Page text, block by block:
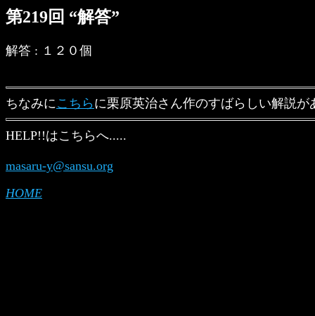
第219回 “解答”
解答 : １２０個
ちなみに こちらに栗原英治さん作のすばらしい解説
HELP!!はこちらへ.....
masaru-y@sansu.org
HOME